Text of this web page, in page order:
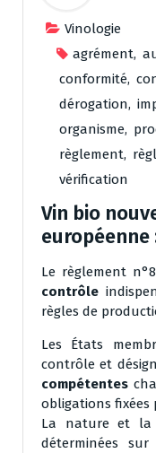
Vinologie
agrément,
conformité,
dérogation,
organisme,
règlement,
vérification
Vin bio
européenne
Le règlement
contrôle
règles de
Les États
contrôle et
compétentes
obligations fixées
La nature et la
déterminées